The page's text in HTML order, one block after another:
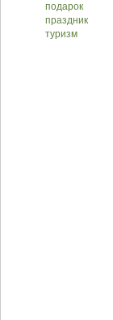
подарок
праздник
туризм